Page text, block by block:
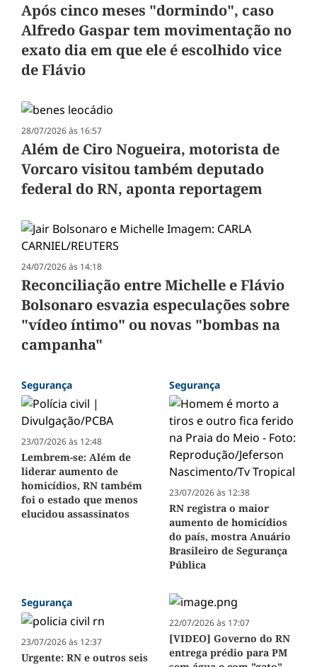
Após cinco meses "dormindo", caso
Alfredo Gaspar tem movimentação no
exato dia em que ele é escolhido vice
de Flávio
28/07/2026 às 16:57
Além de Ciro Nogueira, motorista de
Vorcaro visitou também deputado
federal do RN, aponta reportagem
24/07/2026 às 14:18
Reconciliação entre Michelle e Flávio
Bolsonaro esvazia especulações sobre
"vídeo íntimo" ou novas "bombas na
campanha"
Segurança
23/07/2026 às 12:48
Lembrem-se: Além de
liderar aumento de
homicídios, RN também
foi o estado que menos
elucidou assassinatos
Segurança
23/07/2026 às 12:38
RN registra o maior
aumento de homicídios
do país, mostra Anuário
Brasileiro de Segurança
Pública
Segurança
23/07/2026 às 12:37
Urgente: RN e outros seis
22/07/2026 às 17:07
[VIDEO] Governo do RN
entrega prédio para PM